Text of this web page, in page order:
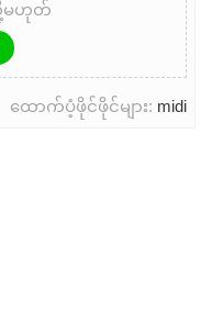
မဟုတ်
ထောက်ပံ့ဖိုင်ဖိုင်များ: midi